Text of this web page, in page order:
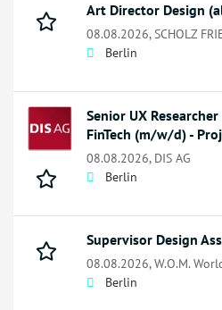
Art Director Design
08.08.2026,SCHOLZ
Berlin
Senior UX
FinTech (m/w/d) -
08.08.2026, DIS AG
Berlin
Supervisor Design
08.08.2026,W.O.M.
Berlin